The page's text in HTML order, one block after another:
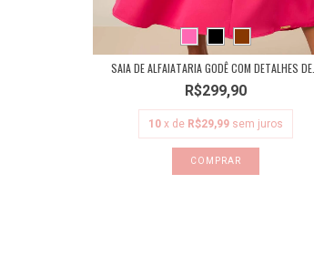
SAIA DE ALFAIATARIA GODÊ COM DETALHES DE...
R$299,90
10 x de R$29,99 sem juros
COMPRAR